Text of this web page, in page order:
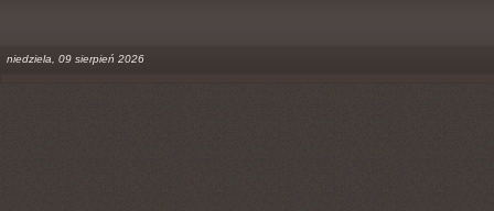
niedziela, 09 sierpień 2026